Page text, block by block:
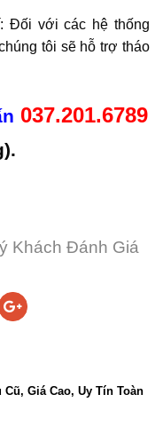
: Đối với các hệ thống
tôi sẽ hỗ trợ tháo
037.201.6789
Khách Đánh Giá
Giá Cao, Uy Tín Toàn